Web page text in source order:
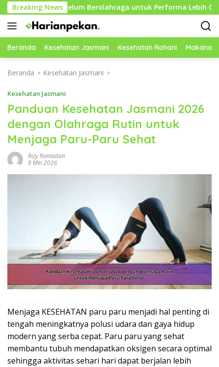
Langsung
ke
konten
Breaking News
Sebelum Berolahraga untuk Performa Lebih Optimal
Beranda Kesehatan Jasmani Kesehatan Rohani Makanan
Beranda Kesehatan Jasmani
Kesehatan Jasmani
Panduan Kesehatan Jasmani 2026
dengan Olahraga Rutin untuk
Menjaga Paru-Paru Sehat
Rizy Ramadan
8 Mei 2026
Menjaga KESEHATAN paru paru menjadi hal penting di
tengah meningkatnya polusi udara dan gaya hidup
modern yang serba cepat. Paru paru yang sehat
membantu tubuh mendapatkan oksigen secara optimal
sehingga aktivitas sehari hari dapat berjalan lebih